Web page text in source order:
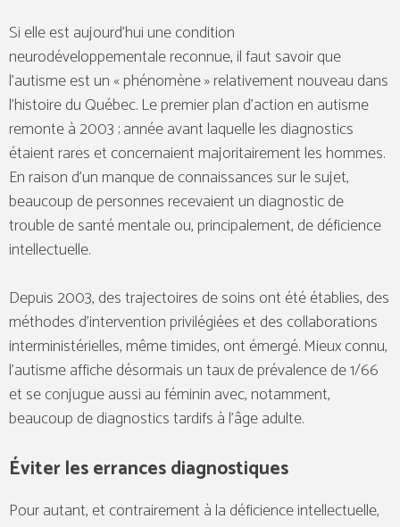
Si elle est aujourd’hui une condition
neurodéveloppementale reconnue, il faut savoir que
l’autisme est un « phénomène » relativement nouveau dans
l’histoire du Québec. Le premier plan d’action en autisme
remonte à 2003 ; année avant laquelle les diagnostics
étaient rares et concernaient majoritairement les hommes.
En raison d’un manque de connaissances sur le sujet,
beaucoup de personnes recevaient un diagnostic de
trouble de santé mentale ou, principalement, de déficience
intellectuelle.
Depuis 2003, des trajectoires de soins ont été établies, des
méthodes d’intervention privilégiées et des collaborations
interministérielles, même timides, ont émergé. Mieux connu,
l’autisme affiche désormais un taux de prévalence de 1/66
et se conjugue aussi au féminin avec, notamment,
beaucoup de diagnostics tardifs à l’âge adulte.
Éviter les errances diagnostiques
Pour autant, et contrairement à la déficience intellectuelle,